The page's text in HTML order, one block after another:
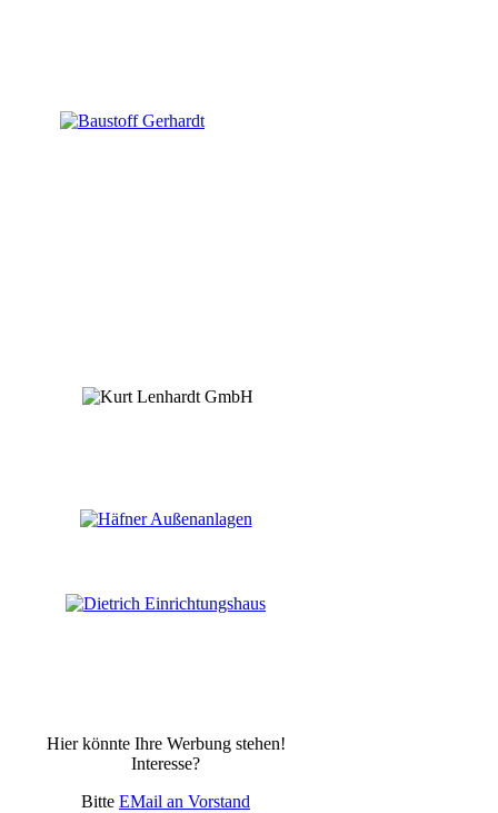
Hier könnte Ihre Werbung stehen!
Interesse?
Bitte EMail an Vorstand